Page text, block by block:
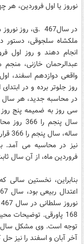
نوروز يا اول فروردين،
در سال467 .ق،
ملکشاه سلجوقى، دستور
انجام دهند و روز اول
عبدالرحمان خازنى،
واقعى دوازدهم اسفند،
روز جلوتر برده و در
سى روز به ضميمه پنج روز
سال
نيز در محاسبه مى ‏آمد.
فروردين ماه، از آن سال
بنابراين، نخستين سالى
168 پاورقى. توضيحات
آخر آبان و اسفند را نيز